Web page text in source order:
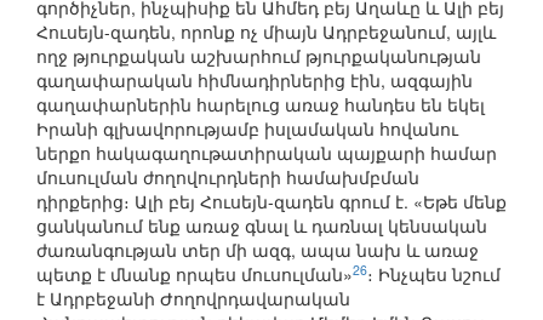
գործիչներ, ինչպիսիք են Ահմեդ բեյ Աղաևը և Ալի բեյ
Հուսեյն-զադեն, որոնք ոչ միայն Ադրբեջանում, այլև
ողջ թյուրքական աշխարհում թյուրքականության
գաղափարական հիմնադիրներից էին, ազգային
գաղափարներին հարելուց առաջ հանդես են եկել
Իրանի գլխավորությամբ իսլամական հովանու
ներքո հակագաղութատիրական պայքարի համար
մուսուլման ժողովուրդների համախմբման
դիրքերից։ Ալի բեյ Հուսեյն-զադեն գրում է. «Եթե մենք
ցանկանում ենք առաջ գնալ և դառնալ կենսական
ժառանգության տեր մի ազգ, ապա նախ և առաջ
պետք է մնանք որպես մուսուլման»26։ Ինչպես նշում
է Ադրբեջանի Ժողովրդավարական